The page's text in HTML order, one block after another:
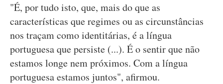
"É, por tudo isto, que, mais do que as
características que regimes ou as circunstâncias
nos traçam como identitárias, é a língua
portuguesa que persiste (...). É o sentir que não
estamos longe nem próximos. Com a língua
portuguesa estamos juntos", afirmou.